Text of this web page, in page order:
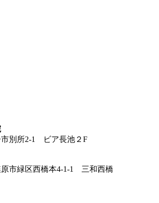
市別所2-1 ビア長池２F
市緑区西橋本4-1-1 三和西橋